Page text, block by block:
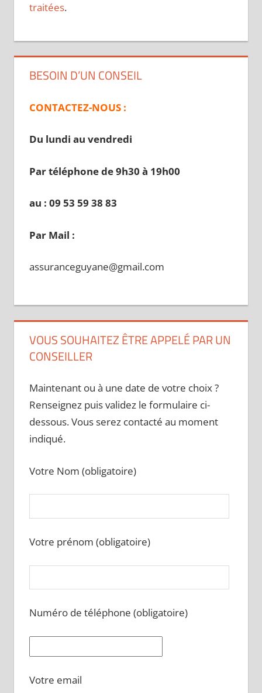
traitées.
BESOIN D’UN CONSEIL
CONTACTEZ-NOUS :
Du lundi au vendredi
Par téléphone de 9h30 à 19h00
au : 09 53 59 38 83
Par Mail :
assuranceguyane@gmail.com
VOUS SOUHAITEZ ÊTRE APPELÉ PAR UN
CONSEILLER
Maintenant ou à une date de votre choix ?
Renseignez puis validez le formulaire ci-
dessous. Vous serez contacté au moment
indiqué.
Votre Nom (obligatoire)
Votre prénom (obligatoire)
Numéro de téléphone (obligatoire)
Votre email